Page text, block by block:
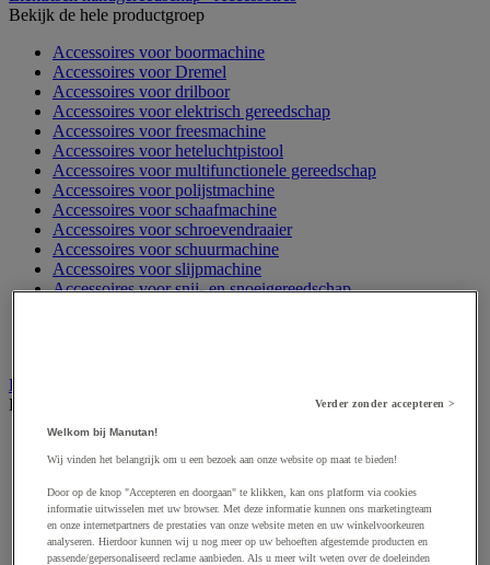
Bekijk de hele productgroep
Accessoires voor boormachine
Accessoires voor Dremel
Accessoires voor drilboor
Accessoires voor elektrisch gereedschap
Accessoires voor freesmachine
Accessoires voor heteluchtpistool
Accessoires voor multifunctionele gereedschap
Accessoires voor polijstmachine
Accessoires voor schaafmachine
Accessoires voor schroevendraaier
Accessoires voor schuurmachine
Accessoires voor slijpmachine
Accessoires voor snij- en snoeigereedschap
Elektrische toebehoren en verlichting
Bekijk de hele productgroep
Accessoires voor elektrisch schakelpaneel
Batterij, oplader en kabel
Elektrische uitrusting
Verlengsnoer, stekkerdoos en kapelhaspel
Wandcontactdoos en schakelaar
Verder zonder accepteren >
Welkom bij Manutan!
Wij vinden het belangrijk om u een bezoek aan onze website op maat te bieden!
Door op de knop "Accepteren en doorgaan" te klikken, kan ons platform via cookies
informatie uitwisselen met uw browser. Met deze informatie kunnen ons marketingteam
en onze internetpartners de prestaties van onze website meten en uw winkelvoorkeuren
analyseren. Hierdoor kunnen wij u nog meer op uw behoeften afgestemde producten en
passende/gepersonaliseerd reclame aanbieden. Als u meer wilt weten over de doeleinden